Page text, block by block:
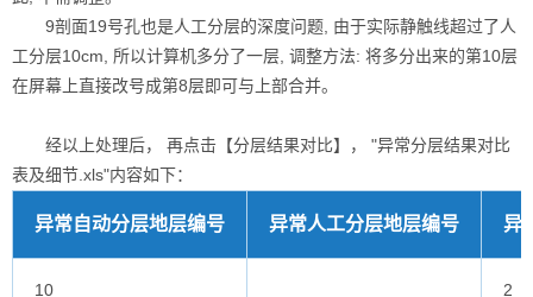
9剖面19号孔也是人工分层的深度问题, 由于实际静触线超过了人
工分层10cm, 所以计算机多分了一层, 调整方法: 将多分出来的第10层
在屏幕上直接改号成第8层即可与上部合并。
经以上处理后， 再点击【分层结果对比】， "异常分层结果对比
表及细节.xls"内容如下：
异常自动分层地层编号 异常人工分层地层编号 异
10 2